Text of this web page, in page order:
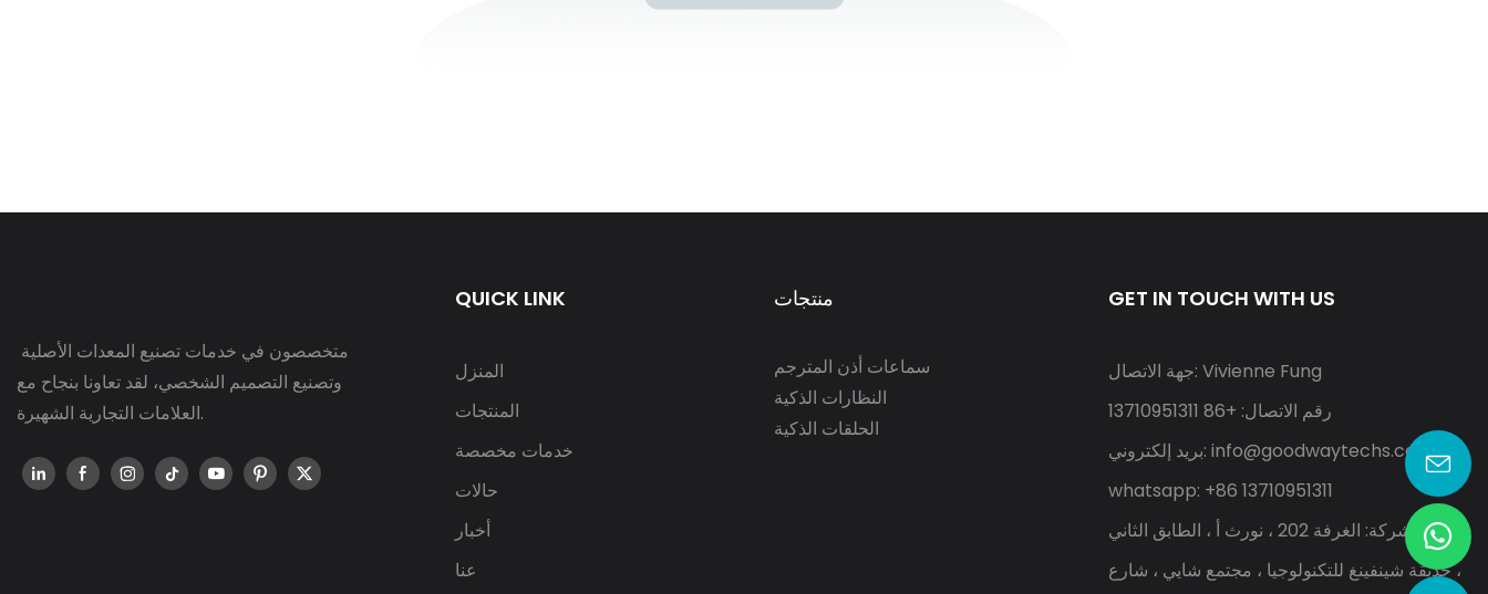
وتصنيع التصميم الشخصي، لقد تعاونا بنجاح مع
العلامات التجارية الشهيرة.
QUICK LINK
المنزل
المنتجات
خدمات مخصصة
حالات
أخبار
عنا
منتجات
سماعات أذن المترجم
النظارات الذكية
الحلقات الذكية
GET IN TOUCH WITH US
جهة الاتصال: Vivienne Fung
رقم الاتصال: +86 13710951311
بريد إلكتروني: info@goodwaytechs.com
whatsapp: +86 13710951311
عنوان الشركة: الغرفة 202 ، نورث أ ، الطابق الثاني
، حديقة شينفينغ للتكنولوجيا ، مجتمع شايي ، شارع